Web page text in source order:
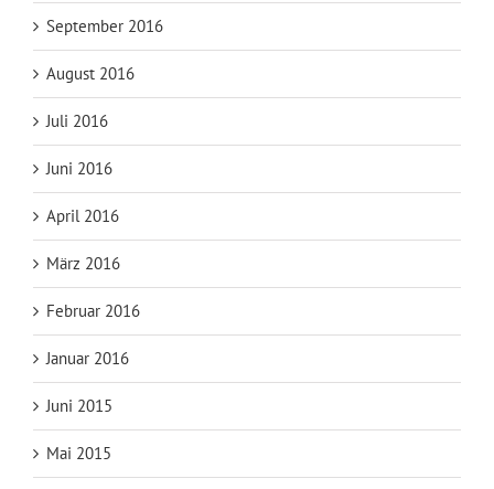
September 2016
August 2016
Juli 2016
Juni 2016
April 2016
März 2016
Februar 2016
Januar 2016
Juni 2015
Mai 2015